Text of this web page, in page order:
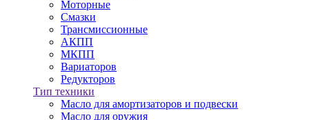
Моторные
Смазки
Трансмиссионные
АКПП
МКПП
Вариаторов
Редукторов
Тип техники
Масло для амортизаторов и подвески
Масло для оружия